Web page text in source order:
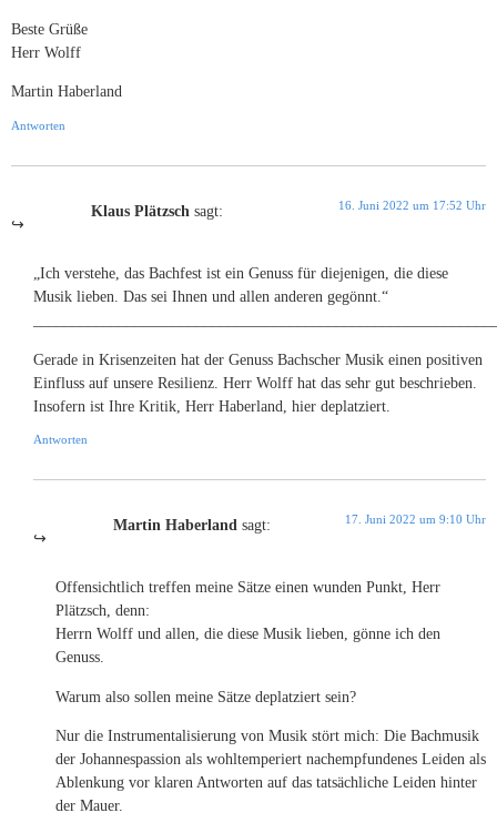
Beste Grüße
Herr Wolff
Martin Haberland
Antworten
Klaus Plätzsch sagt: 16. Juni 2022 um 17:52 Uhr
„Ich verstehe, das Bachfest ist ein Genuss für diejenigen, die diese
Musik lieben. Das sei Ihnen und allen anderen gegönnt.“
Gerade in Krisenzeiten hat der Genuss Bachscher Musik einen positiven
Einfluss auf unsere Resilienz. Herr Wolff hat das sehr gut beschrieben.
Insofern ist Ihre Kritik, Herr Haberland, hier deplatziert.
Antworten
Martin Haberland sagt: 17. Juni 2022 um 9:10 Uhr
Offensichtlich treffen meine Sätze einen wunden Punkt, Herr
Plätzsch, denn:
Herrn Wolff und allen, die diese Musik lieben, gönne ich den
Genuss.
Warum also sollen meine Sätze deplatziert sein?
Nur die Instrumentalisierung von Musik stört mich: Die Bachmusik
der Johannespassion als wohltemperiert nachempfundenes Leiden als
Ablenkung vor klaren Antworten auf das tatsächliche Leiden hinter
der Mauer.